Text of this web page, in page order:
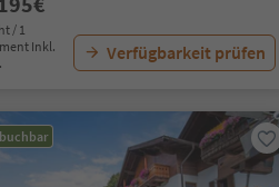
/ 1
Inkl.
Verfügbarkeit prüfen